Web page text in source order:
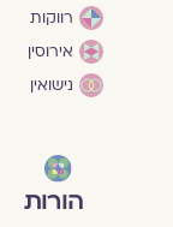
רווקות
אירוסין
נישואין
הורות